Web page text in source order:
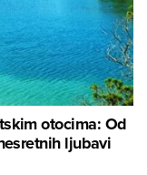
otocima: Od
ljubavi